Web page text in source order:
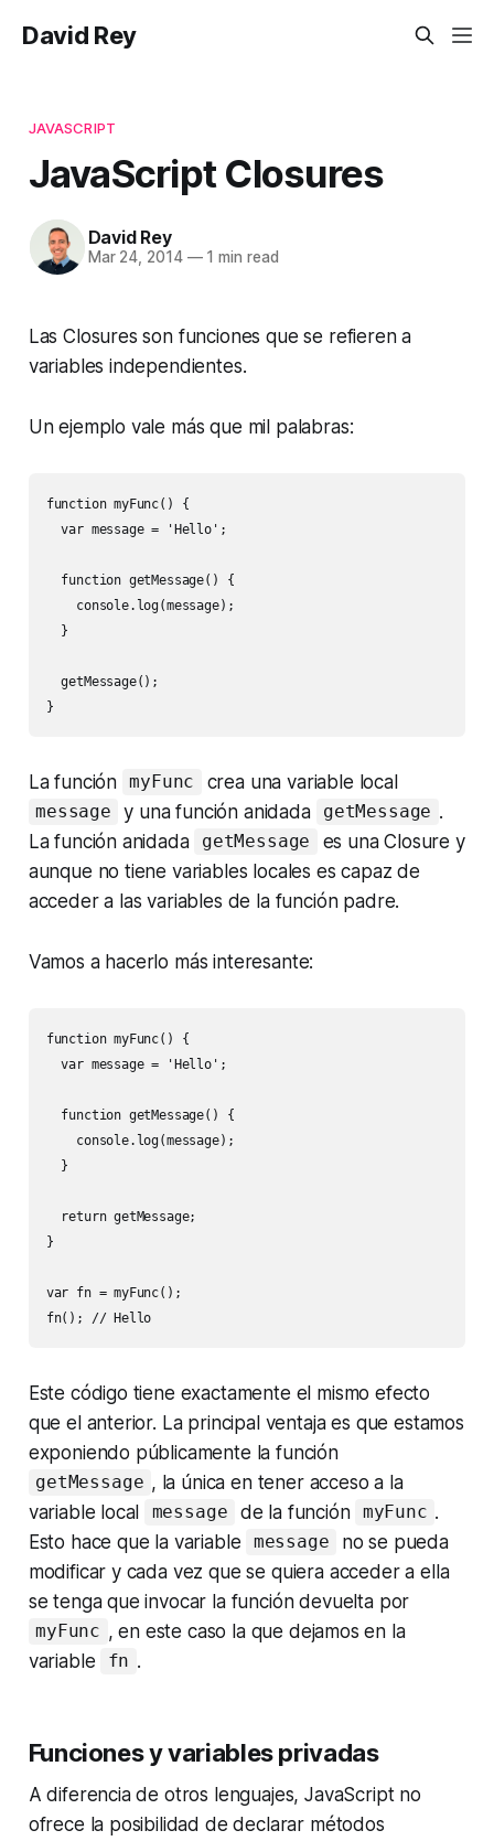
David Rey
JAVASCRIPT
JavaScript Closures
David Rey
Mar 24, 2014 —1 min read
Las Closures son funciones que se refieren a
variables independientes.
Un ejemplo vale más que mil palabras:
function myFunc() {
  var message = 'Hello';
  function getMessage() {
    console.log(message);
  }
  getMessage();
}
La función myFunc crea una variable local
message y una función anidada getMessage .
La función anidada
getMessage
es una Closure y
aunque no tiene variables locales es capaz de
acceder a las variables de la función padre.
Vamos a hacerlo más interesante:
function myFunc() {
  var message = 'Hello';
  function getMessage() {
    console.log(message);
  }
  return getMessage;
}
var fn = myFunc();
fn(); // Hello
Este código tiene exactamente el mismo efecto
que el anterior. La principal ventaja es que estamos
exponiendo públicamente la función
getMessage , la única en tener acceso a la
variable local
message de la función myFunc .
Esto hace que la variable
message
no se pueda
modificar y cada vez que se quiera acceder a ella
se tenga que invocar la función devuelta por
myFunc , en este caso la que dejamos en la
variable
fn .
Funciones y variables privadas
A diferencia de otros lenguajes, JavaScript no
ofrece la posibilidad de declarar métodos